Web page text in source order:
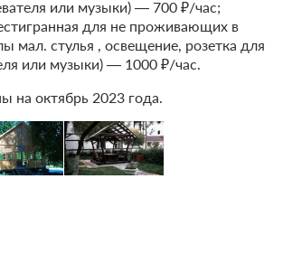
без питания
с питанием Подробнее
или музыки) — 700 ₽/час;
для не проживающих в
мал. стулья , освещение, розетка для
или музыки) — 1000 ₽/час.
на октябрь 2023 года.